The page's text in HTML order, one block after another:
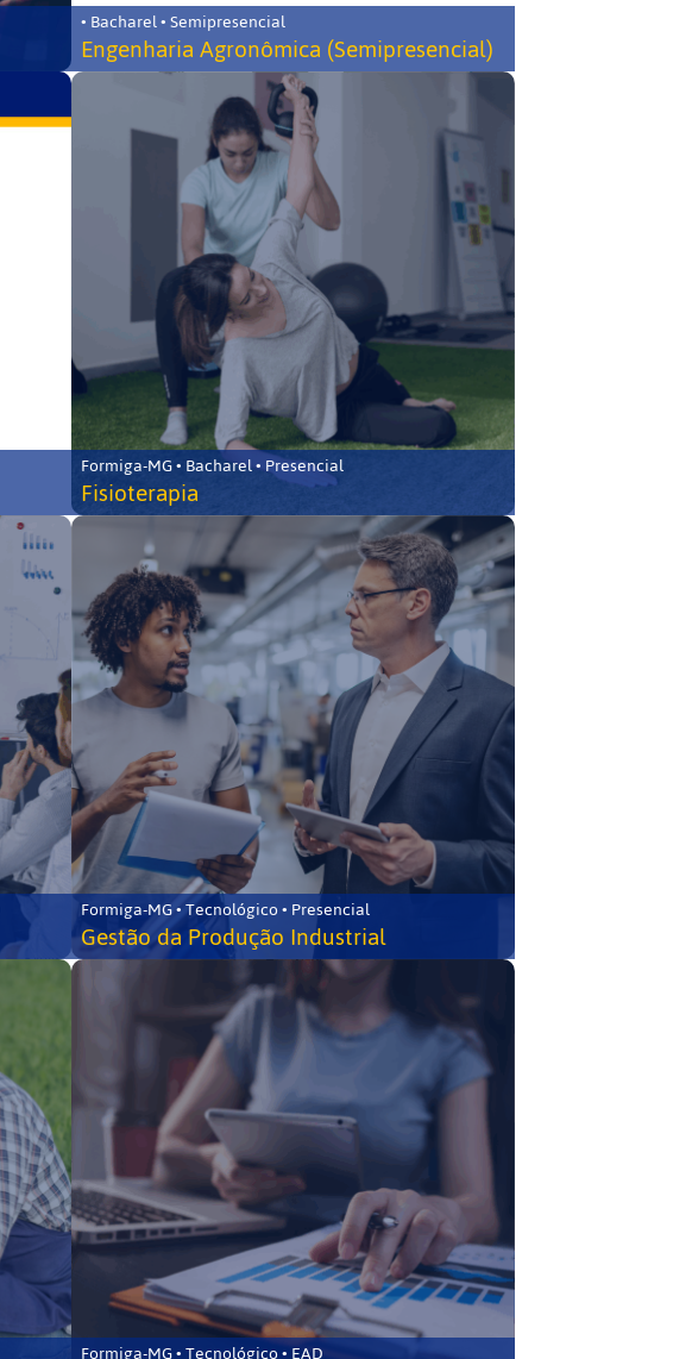
• Bacharel • Semipresencial
Engenharia Agronômica (Semipresencial)
Formiga-MG • Bacharel • Presencial
Fisioterapia
Formiga-MG • Tecnológico • Presencial
Gestão da Produção Industrial